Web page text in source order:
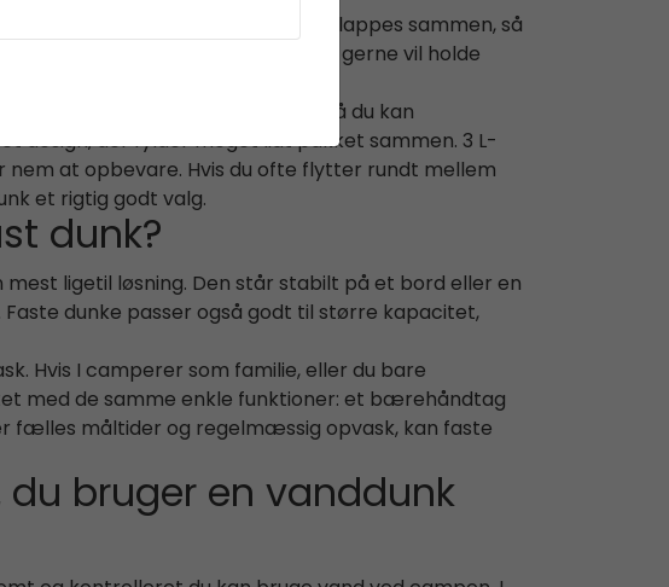
er tom, kan foldbare modeller klappes sammen, så
populære hos begyndere, der gerne vil holde
Du får stadig et bærehåndtag, så du kan
design, der fylder meget lidt pakket sammen. 3 L-
nem at opbevare. Hvis du ofte flytter rundt mellem
et rigtig godt valg.
dunk?
ligetil løsning. Den står stabilt på et bord eller en
dunke passer også godt til større kapacitet,
Hvis I camperer som familie, eller du bare
med de samme enkle funktioner: et bærehåndtag
fælles måltider og regelmæssig opvask, kan faste
bruger en vanddunk